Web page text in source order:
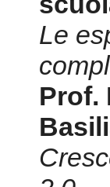
Le
Prof.